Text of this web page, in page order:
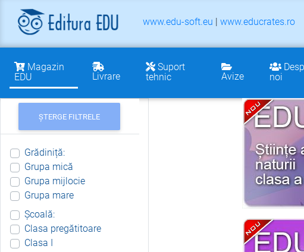
www.edu-soft.eu | www.educrates.ro
Magazin
EDU
Livrare
Suport
tehnic
Avize
noi
ȘTERGE FILTRELE
Grădiniță:
Grupa mică
Grupa mijlocie
Grupa mare
Școală:
Clasa pregătitoare
Clasa I